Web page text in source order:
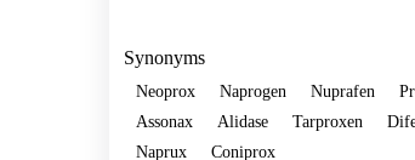
Synonyms
Neoprox Naprogen Nuprafen
Assonax
Alidase Tarproxen
Naprux
Coniprox